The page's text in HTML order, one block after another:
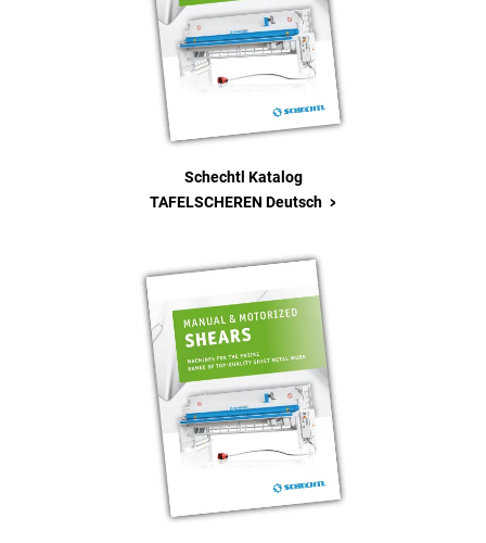
Schechtl Katalog
TAFELSCHEREN Deutsch >